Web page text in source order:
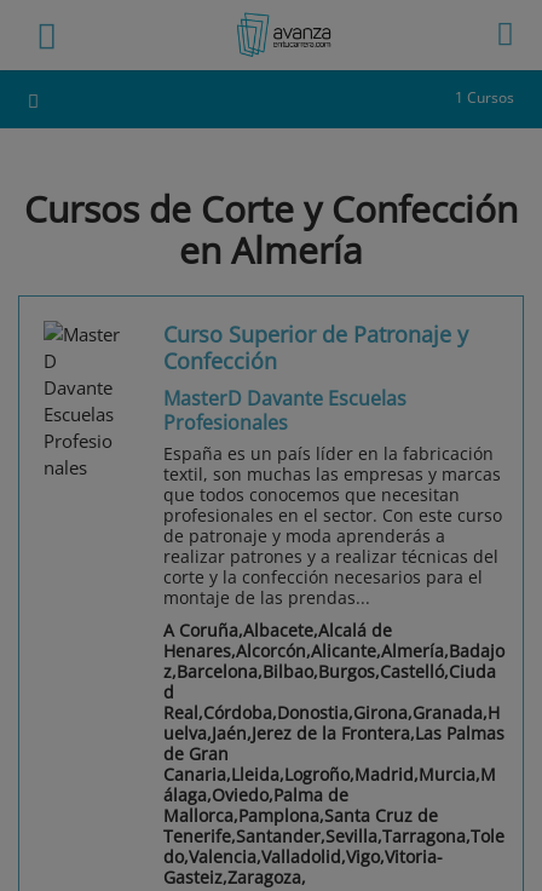
1 Cursos
Cursos de Corte y Confección
en Almería
Curso Superior de Patronaje y
Confección
MasterD Davante Escuelas
Profesionales
España es un país líder en la fabricación
textil, son muchas las empresas y marcas
que todos conocemos que necesitan
profesionales en el sector. Con este curso
de patronaje y moda aprenderás a
realizar patrones y a realizar técnicas del
corte y la confección necesarios para el
montaje de las prendas...
A Coruña,Albacete,Alcalá de
Henares,Alcorcón,Alicante,Almería,Badajo
z,Barcelona,Bilbao,Burgos,Castelló,Ciuda
d
Real,Córdoba,Donostia,Girona,Granada,H
uelva,Jaén,Jerez de la Frontera,Las Palmas
de Gran
Canaria,Lleida,Logroño,Madrid,Murcia,M
álaga,Oviedo,Palma de
Mallorca,Pamplona,Santa Cruz de
Tenerife,Santander,Sevilla,Tarragona,Tole
do,Valencia,Valladolid,Vigo,Vitoria-
Gasteiz,Zaragoza,